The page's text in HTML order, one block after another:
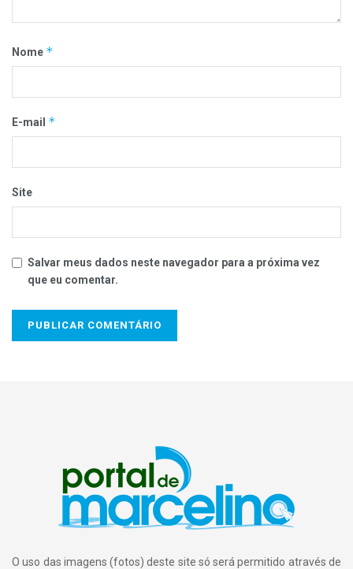
Nome *
E-mail *
Site
Salvar meus dados neste navegador para a próxima vez
que eu comentar.
O uso das imagens (fotos) deste site só será permitido através de